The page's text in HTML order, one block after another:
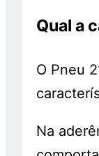
Qual a
O Pneu
Na